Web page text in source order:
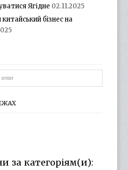
Ягідне 02.11.2025
бізнес на
за категоріям(и):